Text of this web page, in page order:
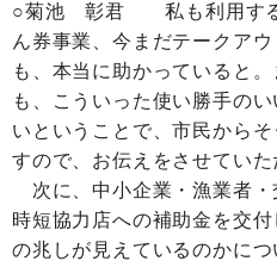
○菊池 彰君 私も利用する
ん券事業、今まだテークア
も、本当に助かっていると
も、こういった使い勝手の
いということで、市民から
すので、お伝えをさせていた
次に、中小企業・漁業者・
時短協力店への補助金を交
の兆しが見えているのかにつ